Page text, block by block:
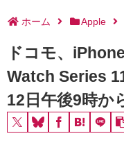
ホーム Apple
ドコモ、
Watch Series
12日午後9時か